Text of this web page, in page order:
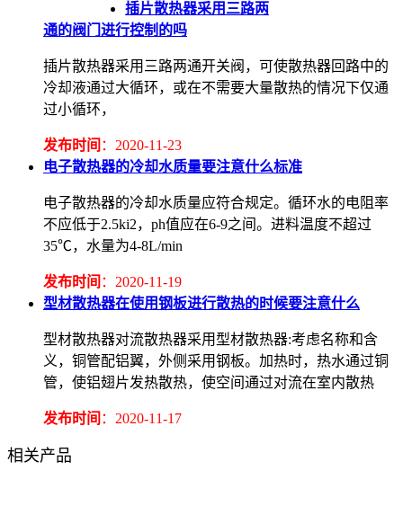
插片散热器采用三路两
通的阀门进行控制的吗
插片散热器采用三路两通开关阀，可使散热器回路中的
冷却液通过大循环，或在不需要大量散热的情况下仅通
过小循环，
发布时间 ：2020-11-23
电子散热器的冷却水质量要注意什么标准
电子散热器的冷却水质量应符合规定。循环水的电阻率
不应低于2.5ki2，ph值应在6-9之间。进料温度不超过
35℃，水量为4-8L/min
发布时间 ：2020-11-19
型材散热器在使用钢板进行散热的时候要注意什么
型材散热器对流散热器采用型材散热器:考虑名称和含
义，铜管配铝翼，外侧采用钢板。加热时，热水通过铜
管，使铝翅片发热散热，使空间通过对流在室内散热
发布时间 ：2020-11-17
相关产品